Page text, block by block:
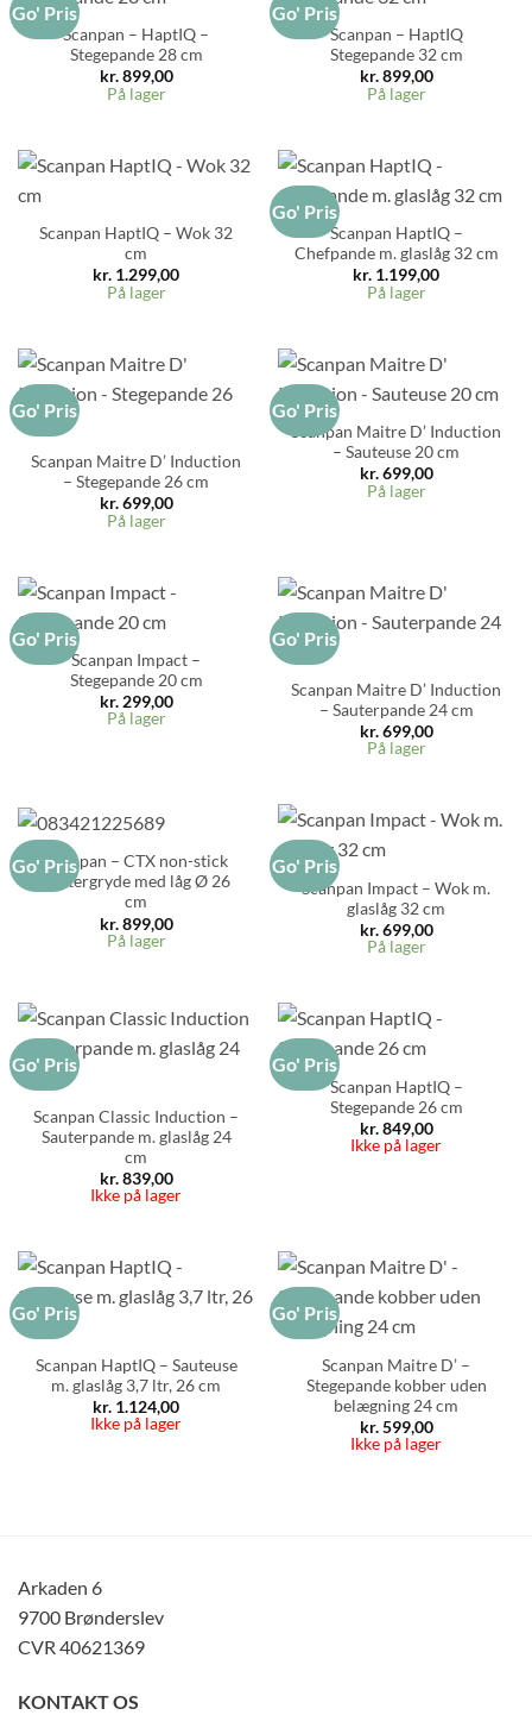
Go' Pris
Scanpan – HaptIQ –
Stegepande 28 cm
kr.899,00
På lager
Go' Pris
Scanpan – HaptIQ
Stegepande 32 cm
kr.899,00
På lager
Scanpan HaptIQ – Wok 32
cm
kr. 1.299,00
På lager
Go' Pris
Scanpan HaptIQ –
Chefpande m. glaslåg 32 cm
kr. 1.199,00
På lager
Go' Pris
Scanpan Maitre D’ Induction
– Stegepande 26 cm
kr.699,00
På lager
Go' Pris
Scanpan Maitre D’ Induction
– Sauteuse 20 cm
kr.699,00
På lager
Go' Pris
Scanpan Impact –
Stegepande 20 cm
kr.299,00
På lager
Go' Pris
Scanpan Maitre D’ Induction
– Sauterpande 24 cm
kr.699,00
På lager
Go' PrisScanpan – CTX non-stick
sautergryde med låg Ø 26
cm
kr.899,00
På lager
Go' Pris
Scanpan Impact – Wok m.
glaslåg 32 cm
kr.699,00
På lager
Go' Pris
Scanpan Classic Induction –
Sauterpande m. glaslåg 24
cm
kr.839,00
Ikke på lager
Go' Pris
Scanpan HaptIQ –
Stegepande 26 cm
kr.849,00
Ikke på lager
Go' Pris
Scanpan HaptIQ – Sauteuse
m. glaslåg 3,7 ltr, 26 cm
kr. 1.124,00
Ikke på lager
Go' Pris
Scanpan Maitre D’ –
Stegepande kobber uden
belægning 24 cm
kr.599,00
Ikke på lager
Arkaden 6
9700 Brønderslev
CVR 40621369
KONTAKT OS